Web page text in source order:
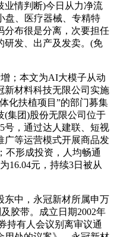
业情判断)今日从力净流
盘、医疗器械、专精特
分布很是分离，次要担任
研发、出产及发卖。(免
；本文为AI大模子从动
新材料科技无限公司实施
化扶植项目”的部门募集
(集团)股份无限公司位于
号，通过达人建联、短视
广等运营模式开展商品发
不形成投资，人均畅通
16.04元，持续3日被从
中，永冠新材所属申万
胶带。成立日期2002年
持有人会议别离审议通